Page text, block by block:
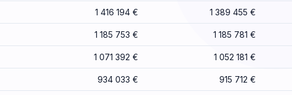
1 416 194 € 1 389 455 €
1 185 753 € 1 185 781 €
1 071 392 € 1 052 181 €
934 033 € 915 712 €